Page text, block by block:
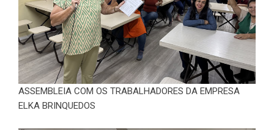
ASSEMBLEIA COM OS TRABALHADORES DA EMPRESA
ELKA BRINQUEDOS